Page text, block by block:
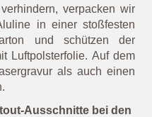
verpacken wir
in einer stoßfesten
und schützen der
Luftpolsterfolie. Auf dem
als auch einen
Ausschnitte bei den